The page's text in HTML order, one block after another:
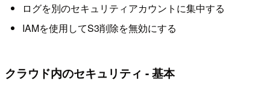
ログを別のセキュリティアカウントに集中する
IAMを使用してS3削除を無効にする
クラウド内のセキュリティ - 基本